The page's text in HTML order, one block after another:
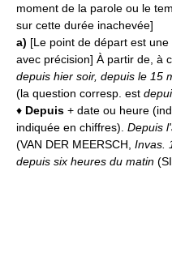
moment de la parole ou le
sur cette durée inachevée]
a) [Le point de départ est
avec précision] À partir de, à
depuis hier soir, depuis le 15
(la question corresp. est
♦ Depuis + date ou heure
indiquée en chiffres). Depuis
(VAN DER MEERSCH, Invas.
depuis six heures du matin